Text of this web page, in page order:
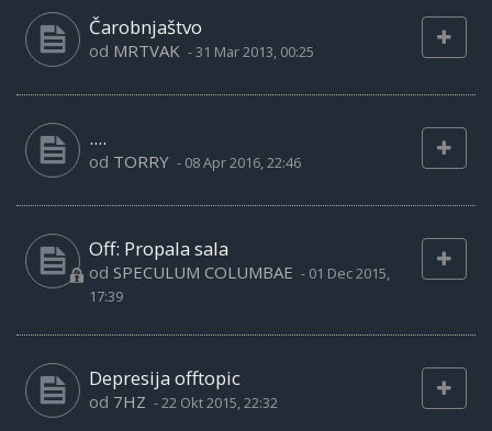
Čarobnjaštvo
od MRTVAK -31 Mar 2013, 00:25
....
od TORRY - 08 Apr 2016, 22:46
Off: Propala sala
od SPECULUM COLUMBAE - 01 Dec 2015,
17:39
Depresija offtopic
od 7HZ -22 Okt 2015, 22:32